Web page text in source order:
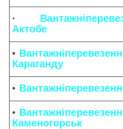
·
Актобе
Караганду
Каменогорськ